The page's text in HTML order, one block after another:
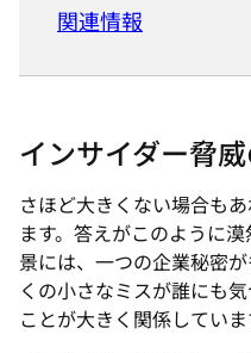
関連情報
インサイダー脅
さほど大きくない場合も
ます。答えがこのように
景には、一つの企業秘密
くの小さなミスが誰にも
ことが大きく関係していま